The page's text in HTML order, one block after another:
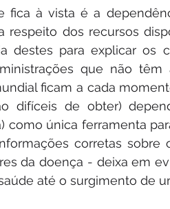
fica à vista é a
respeito dos recursos
destes para explicar os
que não
ficam a cada
difíceis de obter)
como única ferramenta
corretas
da doença - deixa em
até o surgimento de